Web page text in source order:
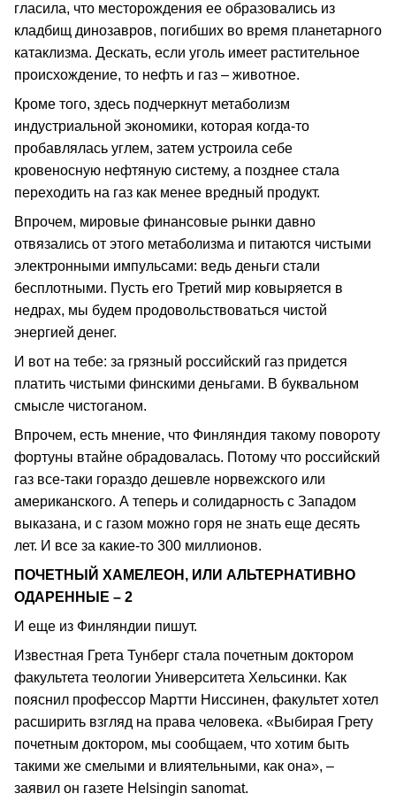
гласила, что месторождения ее образовались из
кладбищ динозавров, погибших во время планетарного
катаклизма. Дескать, если уголь имеет растительное
происхождение, то нефть и газ – животное.
Кроме того, здесь подчеркнут метаболизм
индустриальной экономики, которая когда-то
пробавлялась углем, затем устроила себе
кровеносную нефтяную систему, а позднее стала
переходить на газ как менее вредный продукт.
Впрочем, мировые финансовые рынки давно
отвязались от этого метаболизма и питаются чистыми
электронными импульсами: ведь деньги стали
бесплотными. Пусть его Третий мир ковыряется в
недрах, мы будем продовольствоваться чистой
энергией денег.
И вот на тебе: за грязный российский газ придется
платить чистыми финскими деньгами. В буквальном
смысле чистоганом.
Впрочем, есть мнение, что Финляндия такому повороту
фортуны втайне обрадовалась. Потому что российский
газ все-таки гораздо дешевле норвежского или
американского. А теперь и солидарность с Западом
выказана, и с газом можно горя не знать еще десять
лет. И все за какие-то 300 миллионов.
ПОЧЕТНЫЙ ХАМЕЛЕОН, ИЛИ АЛЬТЕРНАТИВНО
ОДАРЕННЫЕ – 2
И еще из Финляндии пишут.
Известная Грета Тунберг стала почетным доктором
факультета теологии Университета Хельсинки. Как
пояснил профессор Мартти Ниссинен, факультет хотел
расширить взгляд на права человека. «Выбирая Грету
почетным доктором, мы сообщаем, что хотим быть
такими же смелыми и влиятельными, как она», –
заявил он газете Helsingin sanomat.